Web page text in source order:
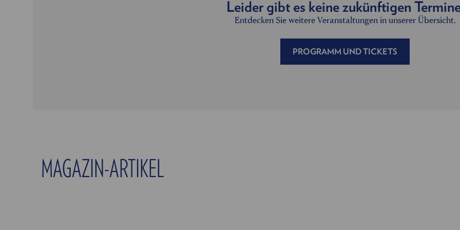
Leider gibt es keine zukünftigen
Entdecken Sie weitere Veranstaltungen in unserer Übersicht.
PROGRAMM UND TICKETS
MAGAZIN-ARTIKEL